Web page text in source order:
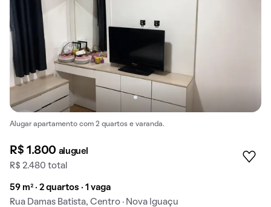
Alugar apartamento com 2 quartos e varanda.
R$ 1.800 aluguel
R$ 2.480 total
59 m² · 2 quartos · 1 vaga
Rua Damas Batista, Centro · Nova Iguaçu